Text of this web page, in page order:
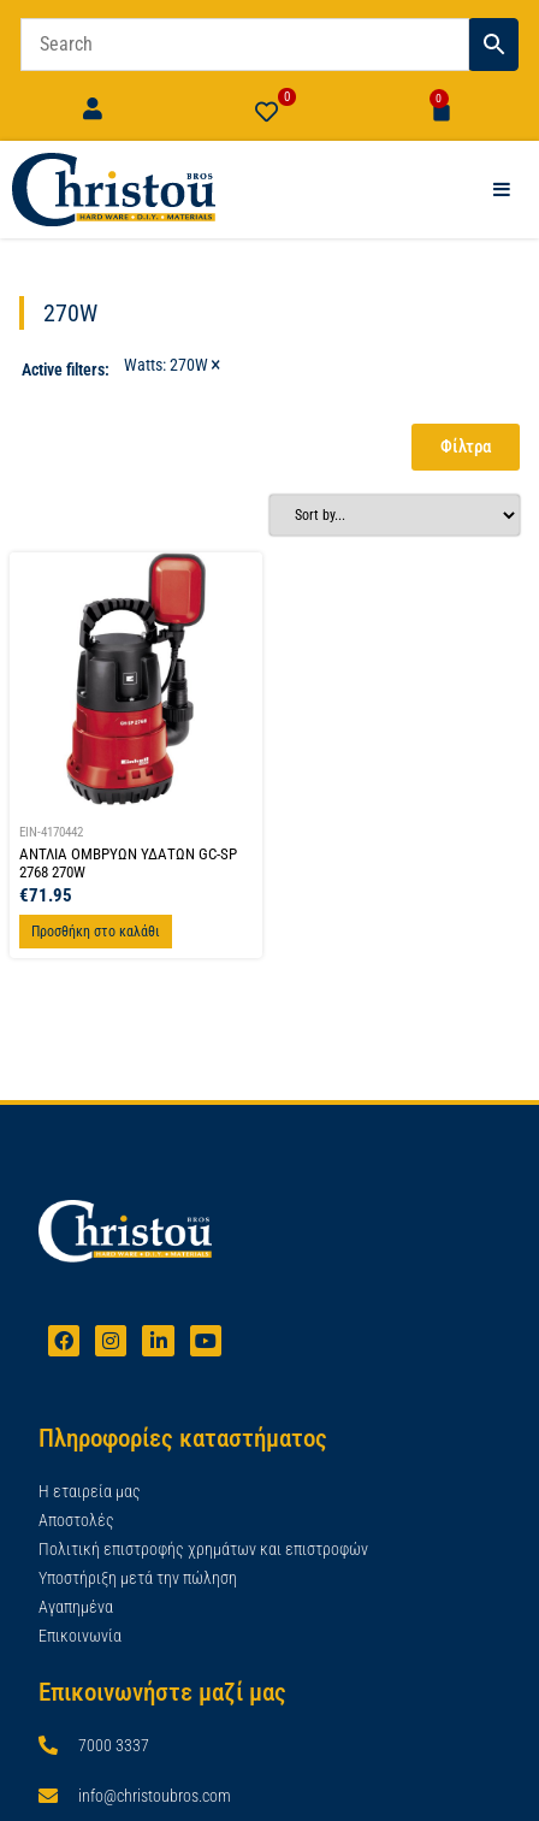
0 0
270W
Active filters: Watts:270W×
Φίλτρα
EIN-4170442
ΑΝΤΛΙΑ ΟΜΒΡΥΩΝ ΥΔΑΤΩΝ GC-SP
2768 270W
€71.95
Προσθήκη στο καλάθι
Πληροφορίες καταστήματος
Η εταιρεία μας
Αποστολές
Πολιτική επιστροφής χρημάτων και επιστροφών
Υποστήριξη μετά την πώληση
Αγαπημένα
Επικοινωνία
Επικοινωνήστε μαζί μας
7000 3337
info@christoubros.com